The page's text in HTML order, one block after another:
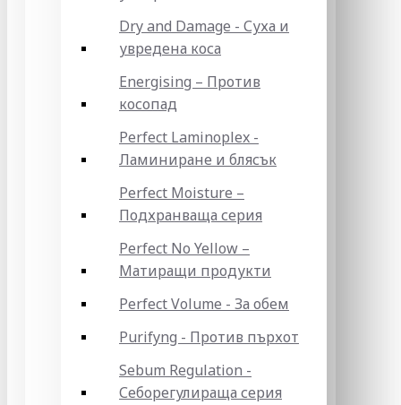
Dry and Damage - Суха и
увредена коса
Energising – Против
косопад
Perfect Laminoplex -
Ламиниране и блясък
Perfect Moisture –
Подхранваща серия
Perfect No Yellow –
Матиращи продукти
Perfect Volume - За обем
Purifyng - Против пърхот
Sebum Regulation -
Себорегулираща серия